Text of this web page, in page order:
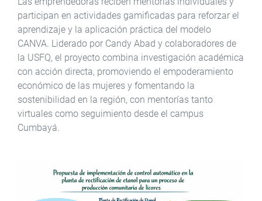
participan en actividades gamificadas para reforzar el
aprendizaje y la aplicación práctica del modelo
CANVA. Liderado por Candy Abad y colaboradores de
la USFQ, el proyecto combina investigación académica
con acción directa, promoviendo el empoderamiento
económico de las mujeres y fomentando la
sostenibilidad en la región, con mentorías tanto
virtuales como seguimiento desde el campus
Cumbayá.